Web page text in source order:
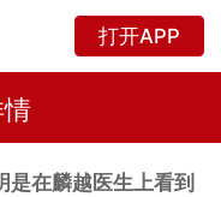
打开APP
是在麟越医生上看到